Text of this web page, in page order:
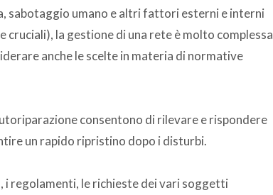
sabotaggio umano e altri fattori esterni e interni
la gestione di una rete è molto complessa
anche le scelte in materia di normative
consentono di rilevare e rispondere
un rapido ripristino dopo i disturbi.
regolamenti, le richieste dei vari soggetti